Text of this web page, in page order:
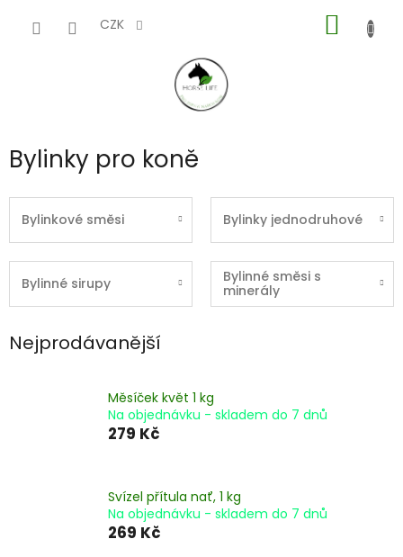
CZK
KOŠÍK
Bylinky pro koně
Bylinkové směsi Bylinky jednodruhové
Bylinné sirupy
Bylinné směsi s
minerály
Nejprodávanější
Měsíček květ 1 kg
Na objednávku - skladem do 7 dnů
279 Kč
Svízel přítula nať, 1 kg
Na objednávku - skladem do 7 dnů
269 Kč